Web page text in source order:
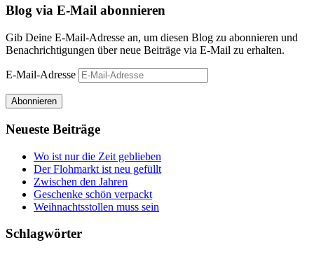
Blog via E-Mail abonnieren
Gib Deine E-Mail-Adresse an, um diesen Blog zu abonnieren und
Benachrichtigungen über neue Beiträge via E-Mail zu erhalten.
E-Mail-Adresse
Abonnieren
Neueste Beiträge
Wo ist nur die Zeit geblieben
Der Flohmarkt ist neu gefüllt
Zwischen den Jahren
Geschenke schön verpackt
Weihnachtsstollen muss sein
Schlagwörter